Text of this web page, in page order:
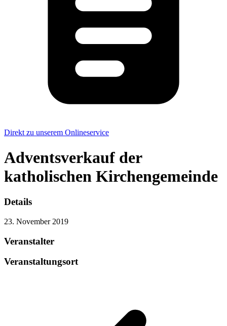
Direkt zu unserem Onlineservice
Adventsverkauf der
katholischen Kirchengemeinde
Details
23. November 2019
Veranstalter
Veranstaltungsort